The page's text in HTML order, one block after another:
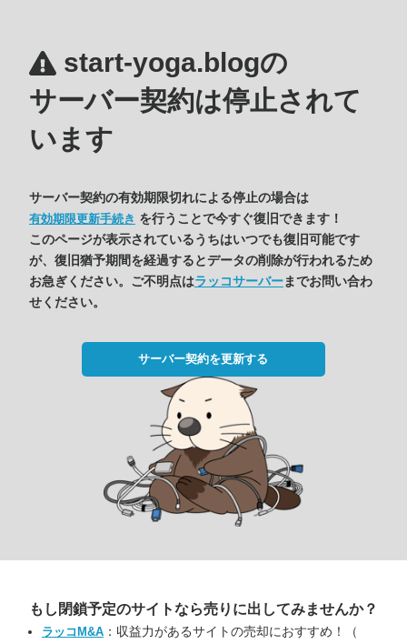
start-yoga.blogの
サーバー契約は停止されて
います
サーバー契約の有効期限切れによる停止の場合は
有効期限更新手続き を行うことで今すぐ復旧できます！
このページが表示されているうちはいつでも復旧可能です
が、復旧猶予期間を経過するとデータの削除が行われるため
お急ぎください。ご不明点はラッコサーバーまでお問い合わ
せください。
サーバー契約を更新する
もし閉鎖予定のサイトなら売りに出してみませんか？
ラッコM&A ：収益力があるサイトの売却におすすめ！（